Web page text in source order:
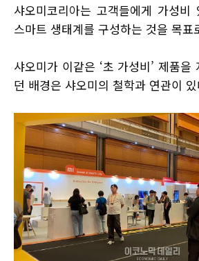
샤오미코리아는 고객들에게 가성비
스마트 생태계를 구성하는 것을 목표
샤오미가 이같은 ‘초 가성비’ 제품을
던 배경은 샤오미의 철학과 연관이